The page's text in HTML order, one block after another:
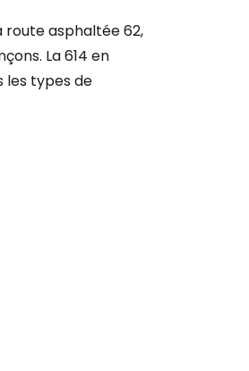
route asphaltée 62,
La 614 en
les types de